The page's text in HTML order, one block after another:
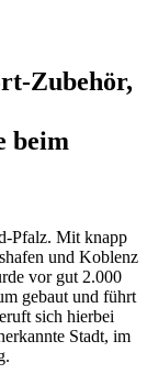
Zubehör,
beim
Pfalz. Mit knapp
und Koblenz
vor gut 2.000
gebaut und führt
sich hierbei
Stadt, im